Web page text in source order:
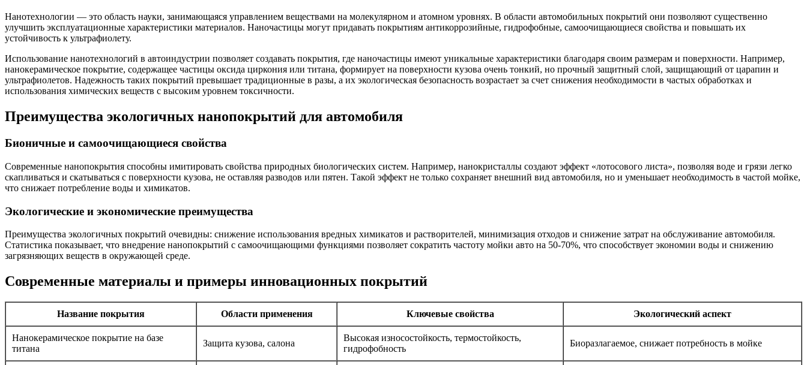
Нанотехнологии — это область науки, занимающаяся управлением веществами на молекулярном и атомном уровнях. В области автомобильных покрытий они позволяют существенно
улучшить эксплуатационные характеристики материалов. Наночастицы могут придавать покрытиям антикоррозийные, гидрофобные, самоочищающиеся свойства и повышать их
устойчивость к ультрафиолету.
Использование нанотехнологий в автоиндустрии позволяет создавать покрытия, где наночастицы имеют уникальные характеристики благодаря своим размерам и поверхности. Например,
нанокерамическое покрытие, содержащее частицы оксида циркония или титана, формирует на поверхности кузова очень тонкий, но прочный защитный слой, защищающий от царапин и
ультрафиолетов. Надежность таких покрытий превышает традиционные в разы, а их экологическая безопасность возрастает за счет снижения необходимости в частых обработках и
использования химических веществ с высоким уровнем токсичности.
Преимущества экологичных нанопокрытий для автомобиля
Бионичные и самоочищающиеся свойства
Современные нанопокрытия способны имитировать свойства природных биологических систем. Например, нанокристаллы создают эффект «лотосового листа», позволяя воде и грязи легко
скапливаться и скатываться с поверхности кузова, не оставляя разводов или пятен. Такой эффект не только сохраняет внешний вид автомобиля, но и уменьшает необходимость в частой мойке,
что снижает потребление воды и химикатов.
Экологические и экономические преимущества
Преимущества экологичных покрытий очевидны: снижение использования вредных химикатов и растворителей, минимизация отходов и снижение затрат на обслуживание автомобиля.
Статистика показывает, что внедрение нанопокрытий с самоочищающими функциями позволяет сократить частоту мойки авто на 50-70%, что способствует экономии воды и снижению
загрязняющих веществ в окружающей среде.
Современные материалы и примеры инновационных покрытий
Название покрытия Области применения Ключевые свойства Экологический аспект
Нанокерамическое покрытие на базе
титана
Защита кузова, салона
Высокая износостойкость, термостойкость,
гидрофобность
Биоразлагаемое, снижает потребность в мойке